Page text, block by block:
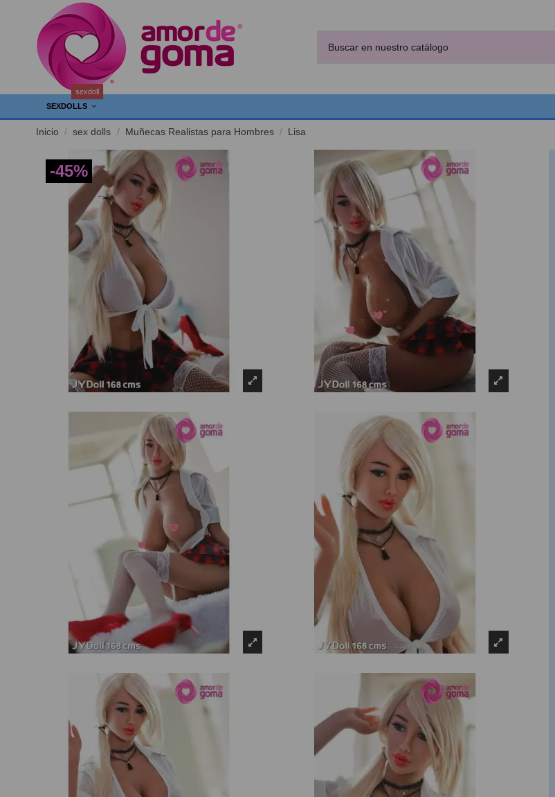
SEXDOLLS
sexdoll
Inicio sex dolls Muñecas Realistas para Hombres Lisa
-45%